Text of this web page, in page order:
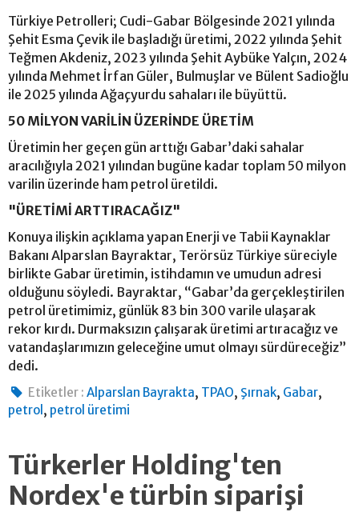
Türkiye Petrolleri; Cudi-Gabar Bölgesinde 2021 yılında
Şehit Esma Çevik ile başladığı üretimi, 2022 yılında Şehit
Teğmen Akdeniz, 2023 yılında Şehit Aybüke Yalçın, 2024
yılında Mehmet İrfan Güler, Bulmuşlar ve Bülent Sadioğlu
ile 2025 yılında Ağaçyurdu sahaları ile büyüttü.
50 MİLYON VARİLİN ÜZERİNDE ÜRETİM
Üretimin her geçen gün arttığı Gabar’daki sahalar
aracılığıyla 2021 yılından bugüne kadar toplam 50 milyon
varilin üzerinde ham petrol üretildi.
"ÜRETİMİ ARTTIRACAĞIZ"
Konuya ilişkin açıklama yapan Enerji ve Tabii Kaynaklar
Bakanı Alparslan Bayraktar, Terörsüz Türkiye süreciyle
birlikte Gabar üretimin, istihdamın ve umudun adresi
olduğunu söyledi. Bayraktar, “Gabar’da gerçekleştirilen
petrol üretimimiz, günlük 83 bin 300 varile ulaşarak
rekor kırdı. Durmaksızın çalışarak üretimi artıracağız ve
vatandaşlarımızın geleceğine umut olmayı sürdüreceğiz”
dedi.
Etiketler : Alparslan Bayrakta, TPAO, Şırnak, Gabar,
petrol , petrol üretimi
Türkerler Holding'ten
Nordex'e türbin siparişi